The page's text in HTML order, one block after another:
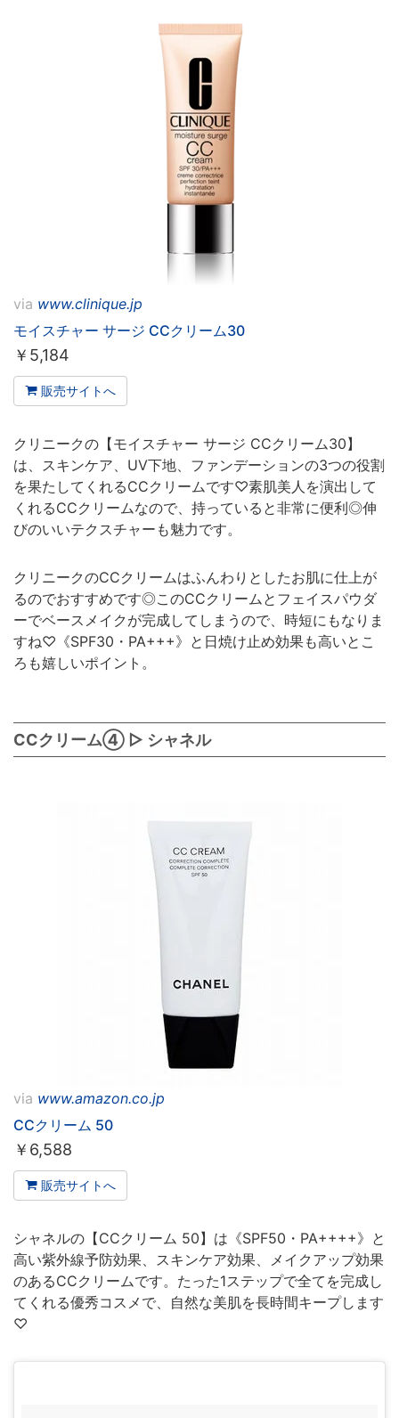
via www.clinique.jp
モイスチャー サージ CCクリーム30
￥ 5,184
販売サイトへ
クリニークの【モイスチャー サージ CCクリーム30】
は、スキンケア、UV下地、ファンデーションの3つの役割
を果たしてくれるCCクリームです♡素肌美人を演出して
くれるCCクリームなので、持っていると非常に便利◎伸
びのいいテクスチャーも魅力です。
クリニークのCCクリームはふんわりとしたお肌に仕上が
るのでおすすめです◎このCCクリームとフェイスパウダ
ーでベースメイクが完成してしまうので、時短にもなりま
すね♡《SPF30・PA+++》と日焼け止め効果も高いとこ
ろも嬉しいポイント。
CCクリーム④ ▷ シャネル
via www.amazon.co.jp
CCクリーム 50
￥ 6,588
販売サイトへ
シャネルの【CCクリーム 50】は《SPF50・PA++++》と
高い紫外線予防効果、スキンケア効果、メイクアップ効果
のあるCCクリームです。たった1ステップで全てを完成し
てくれる優秀コスメで、自然な美肌を長時間キープします
♡